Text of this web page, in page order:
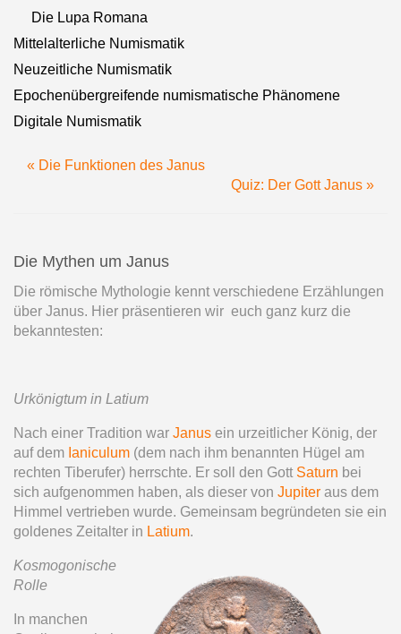
Die Lupa Romana
Mittelalterliche Numismatik
Neuzeitliche Numismatik
Epochenübergreifende numismatische Phänomene
Digitale Numismatik
« Die Funktionen des Janus
Quiz: Der Gott Janus »
Die Mythen um Janus
Die römische Mythologie kennt verschiedene Erzählungen
über Janus. Hier präsentieren wir euch ganz kurz die
bekanntesten:
Urkönigtum in Latium
Nach einer Tradition war Janus ein urzeitlicher König, der
auf dem Ianiculum (dem nach ihm benannten Hügel am
rechten Tiberufer) herrschte. Er soll den Gott Saturn bei
sich aufgenommen haben, als dieser von Jupiter aus dem
Himmel vertrieben wurde. Gemeinsam begründeten sie ein
goldenes Zeitalter in Latium.
Kosmogonische
Rolle
In manchen